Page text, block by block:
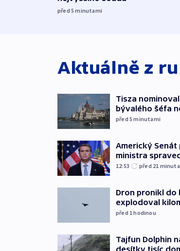
před 5minutami
Aktuálně z
Tisza
bývalého šéfa
před 5minutami
Americký
ministra
12:53 před 21
Dron pronikl do
explodoval
před 1hodinou
Tajfun Dolphin
desítky tisíc